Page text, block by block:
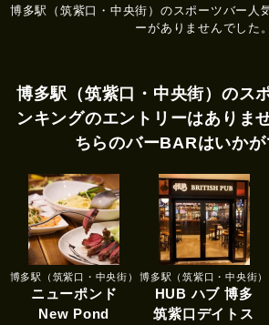
博多駅（筑紫口・中央街）のスポーツバー人
ーがありませんでした。
博多駅（筑紫口・中央街）のス
ンキングのエントリーはありま
ちらのバーBARはいかが
博多駅（筑紫口・中央街）
ニューポンド
New Pond
博多駅（筑紫口・中央街）
HUB ハブ 博多
筑紫口デイトス